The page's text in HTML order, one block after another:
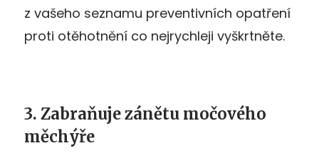
z vašeho seznamu preventivních opatření
proti otěhotnění co nejrychleji vyškrtněte.
3. Zabraňuje zánětu močového
měchýře